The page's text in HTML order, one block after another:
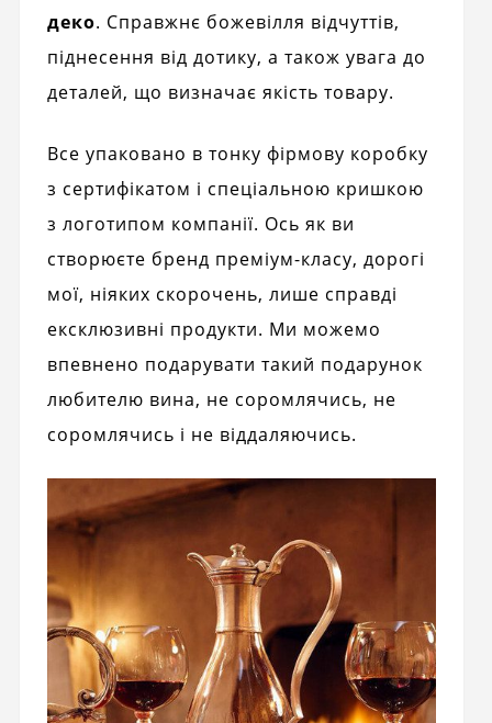
деко. Справжнє божевілля відчуттів,
піднесення від дотику, а також увага до
деталей, що визначає якість товару.
Все упаковано в тонку фірмову коробку
з сертифікатом і спеціальною кришкою
з логотипом компанії. Ось як ви
створюєте бренд преміум-класу, дорогі
мої, ніяких скорочень, лише справді
ексклюзивні продукти. Ми можемо
впевнено подарувати такий подарунок
любителю вина, не соромлячись, не
соромлячись і не віддаляючись.